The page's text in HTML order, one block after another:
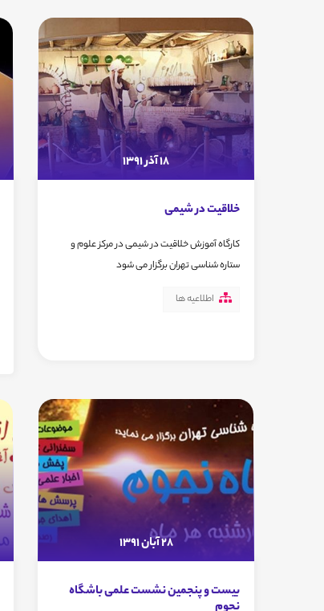
18 آذر 1391
خلاقیت در شیمی
کارگاه آموزش خلاقیت در شیمی در مرکز علوم و
ستاره شناسی تهران برگزار می شود
اطلاعیه ها
28 آبان 1391
بیست و پنجمین نشست علمی باشگاه